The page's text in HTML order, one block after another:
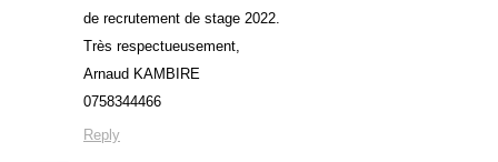
de recrutement de stage 2022.
Très respectueusement,
Arnaud KAMBIRE
0758344466
Reply